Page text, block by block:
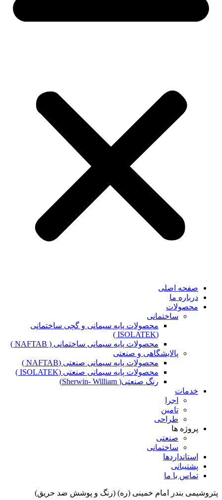
صفحه اصلی
درباره ما
محصولات
ساختمانی
محصولات پایه سیمانی و گچی ساختمانی
(ISOLATEK )
محصولات پایه سیمانی ساختمانی ( NAFTAB )
پالایشگاهی و صنعتی
محصولات پایه سیمانی صنعتی (NAFTAB )
محصولات پایه سیمانی صنعتی (ISOLATEK )
رنگ صنعتی( Sherwin- William)
خدمات
اجرا
تامین
طراحی
پروژه ها
صنعتی
ساختمانی
استانداردها
پشتیبانی
تماس با ما
پتروشیمی بندر امام خمینی (ره) (رنگ و پوشش ضد حریق)